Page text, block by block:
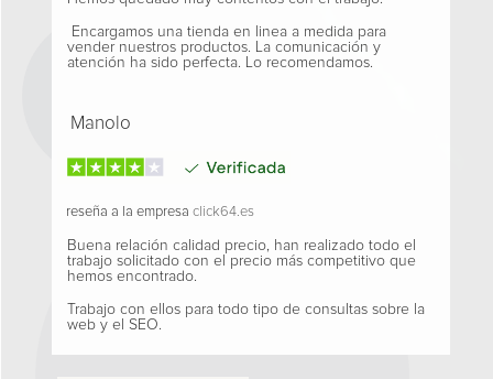
Encargamos una tienda en linea a medida para
vender nuestros productos. La comunicación y
atención ha sido perfecta. Lo recomendamos.
Manolo
reseña a la empresa click64.es
Buena relación calidad precio, han realizado todo el
trabajo solicitado con el precio más competitivo que
hemos encontrado.
Trabajo con ellos para todo tipo de consultas sobre la
web y el SEO.